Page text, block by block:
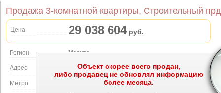
Объект скорее всего продан,
либо продавец не обновлял информацию
более месяца.
Продажа 3-комнатной квартиры, Строительный
Цена 29 038 604руб.
Регион Москва
Адрес Строительный прд., 9 Объект на карте
Метро